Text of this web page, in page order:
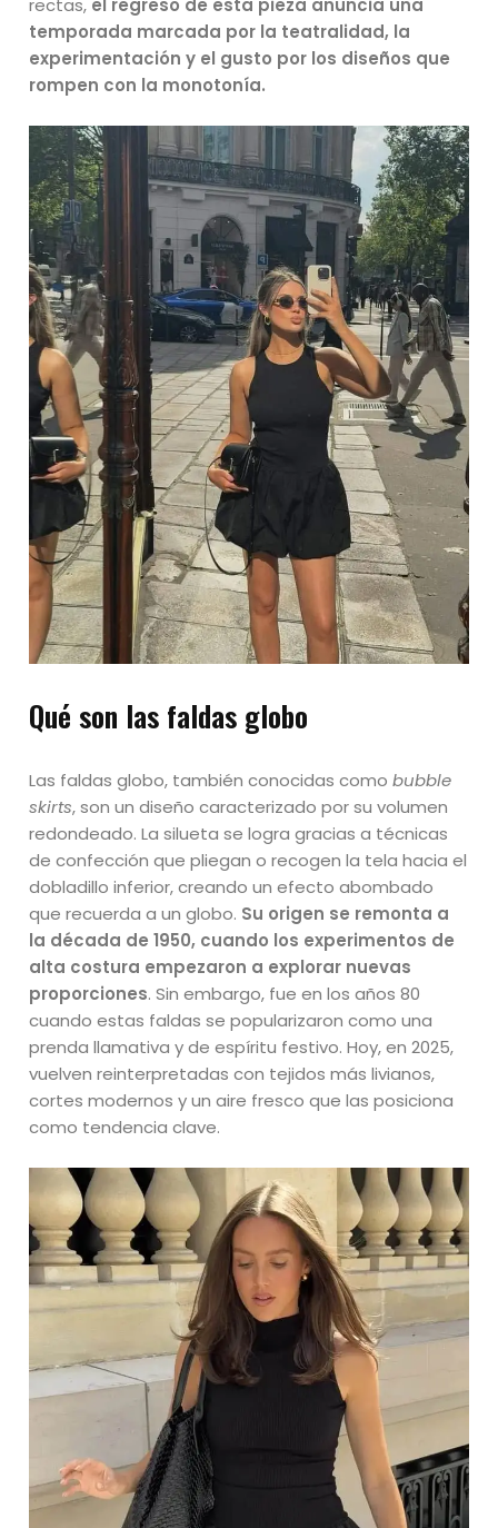
rectas, el regreso de esta pieza anuncia una
temporada marcada por la teatralidad, la
experimentación y el gusto por los diseños que
rompen con la monotonía.
Qué son las faldas globo
Las faldas globo, también conocidas comobubble
skirts, son un diseño caracterizado por su volumen
redondeado. La silueta se logra gracias a técnicas
de confección que pliegan o recogen la tela hacia el
dobladillo inferior, creando un efecto abombado
que recuerda a un globo. Su origen se remonta a
la década de 1950, cuando los experimentos de
alta costura empezaron a explorar nuevas
proporciones. Sin embargo, fue en los años 80
cuando estas faldas se popularizaron como una
prenda llamativa y de espíritu festivo. Hoy, en 2025,
vuelven reinterpretadas con tejidos más livianos,
cortes modernos y un aire fresco que las posiciona
como tendencia clave.